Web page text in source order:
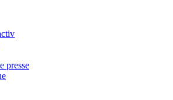
presse